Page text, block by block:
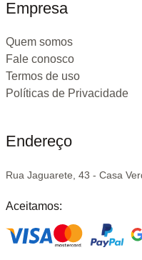
Empresa
Quem somos
Fale conosco
Termos de uso
Políticas de Privacidade
Endereço
Rua Jaguarete, 43 - Casa
Aceitamos: